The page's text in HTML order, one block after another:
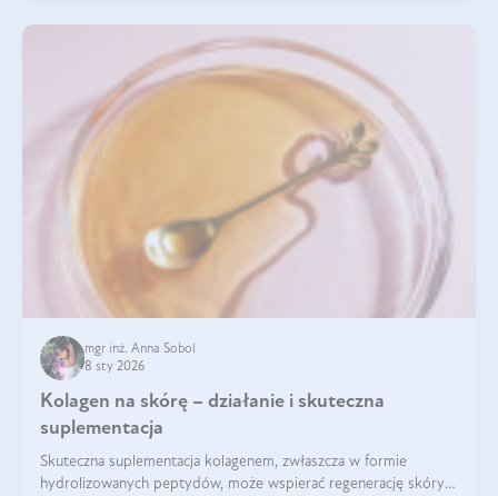
mgr inż. Anna Sobol
8 sty 2026
Kolagen na skórę – działanie i skuteczna
suplementacja
Skuteczna suplementacja kolagenem, zwłaszcza w formie
hydrolizowanych peptydów, może wspierać regenerację skóry i